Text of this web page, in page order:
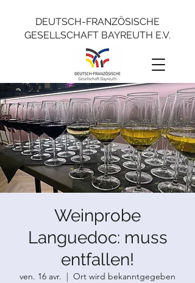
DEUTSCH-FRANZÖSISCHE
GESELLSCHAFT BAYREUTH E.V.
Weinprobe
Languedoc: muss
entfallen!
ven. 16 avr.
  |
Ort wird bekanntgegeben